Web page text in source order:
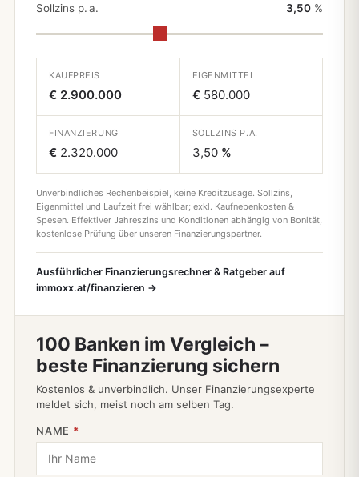
Sollzins p. a. 3,50 %
KAUFPREIS
€ 2.900.000
EIGENMITTEL
€ 580.000
FINANZIERUNG
€ 2.320.000
SOLLZINS P.A.
3,50%
Unverbindliches Rechenbeispiel, keine Kreditzusage. Sollzins,
Eigenmittel und Laufzeit frei wählbar; exkl. Kaufnebenkosten &
Spesen. Effektiver Jahreszins und Konditionen abhängig von Bonität,
kostenlose Prüfung über unseren Finanzierungspartner.
Ausführlicher Finanzierungsrechner & Ratgeber auf
immoxx.at/finanzieren →
100 Banken im Vergleich –
beste Finanzierung sichern
Kostenlos & unverbindlich. Unser Finanzierungsexperte
meldet sich, meist noch am selben Tag.
NAME *